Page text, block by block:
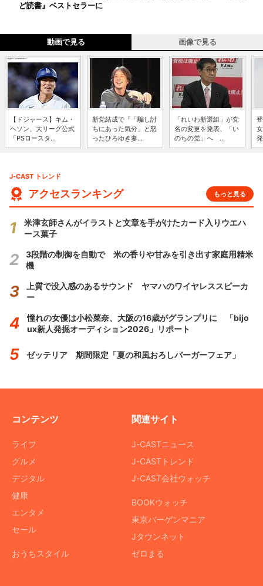
ど読書』ベストセラーに
動画で見る 画像で見る
【ドジャース】キム・
ヘソン、大リーグ公式
「PSロースタ...
新党結成で「「騙し討
ちにあった気分」と怒
ったひろゆき妻...
「れいわ新選組」が党
名の変更を発表、「い
のちの党」へ ...
J-CAST トレンド
アクセスランキング もっと見る
米津玄師さんがイラストと文章を手がけたカード入りウエハ
ース菓子
3段階の制御を自動で 米の香りや甘みを引き出す家庭用精米
機
上質で没入感のあるサウンド ヤマハのワイヤレススピーカ
ー
憧れの女優は小松菜奈、大阪の16歳がグランプリに 「bijo
ux新人発掘オーディション2026」リポート
ゼッテリア 期間限定「夏の和風おろしバーガーフェア」
コンテンツ
ライフ
グルメ
デジタル
健康
エンタメ
セール
おうちスタイル
関連サイト
J-CASTニュース
J-CASTトレンド
J-CAST会社ウォッチ
BOOKウォッチ
東京バーゲンマニア
Jタウンネット
ゼロまる